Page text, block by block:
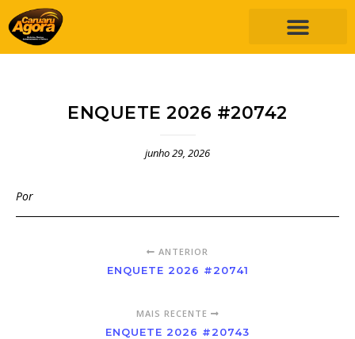
ENQUETE 2026 #20742
junho 29, 2026
Por
ANTERIOR
ENQUETE 2026 #20741
MAIS RECENTE
ENQUETE 2026 #20743